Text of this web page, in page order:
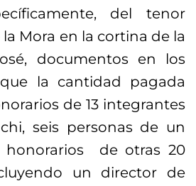
del tenor
Mora en la cortina de la
documentos en los
la cantidad pagada
de 13 integrantes
seis personas de un
honorarios de otras 20
un director de